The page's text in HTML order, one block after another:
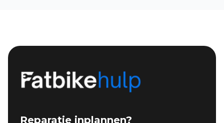
Reparatie inplannen?